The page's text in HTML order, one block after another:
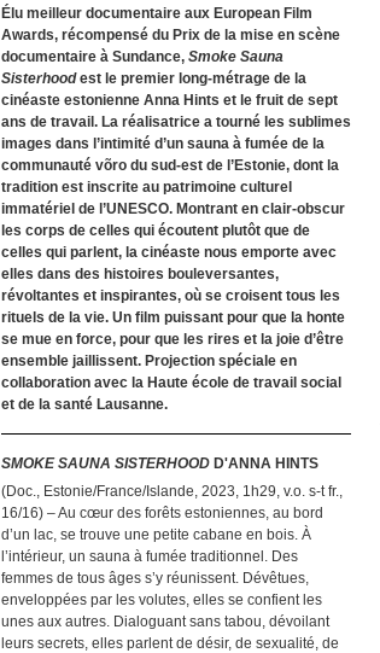
Élu meilleur documentaire aux European Film
Awards, récompensé du Prix de la mise en scène
documentaire à Sundance, Smoke Sauna
Sisterhoodest le premier long-métrage de la
cinéaste estonienne Anna Hints et le fruit de sept
ans de travail. La réalisatrice a tourné les sublimes
images dans l’intimité d’un sauna à fumée de la
communauté võro du sud-est de l’Estonie, dont la
tradition est inscrite au patrimoine culturel
immatériel de l’UNESCO. Montrant en clair-obscur
les corps de celles qui écoutent plutôt que de
celles qui parlent, la cinéaste nous emporte avec
elles dans des histoires bouleversantes,
révoltantes et inspirantes, où se croisent tous les
rituels de la vie. Un film puissant pour que la honte
se mue en force, pour que les rires et la joie d’être
ensemble jaillissent. Projection spéciale en
collaboration avec la Haute école de travail social
et de la santé Lausanne.
SMOKE SAUNA SISTERHOODD'ANNA HINTS
(Doc., Estonie/France/Islande, 2023, 1h29, v.o. s-t fr.,
16/16) – Au cœur des forêts estoniennes, au bord
d’un lac, se trouve une petite cabane en bois. À
l’intérieur, un sauna à fumée traditionnel. Des
femmes de tous âges s’y réunissent. Dévêtues,
enveloppées par les volutes, elles se confient les
unes aux autres. Dialoguant sans tabou, dévoilant
leurs secrets, elles parlent de désir, de sexualité, de